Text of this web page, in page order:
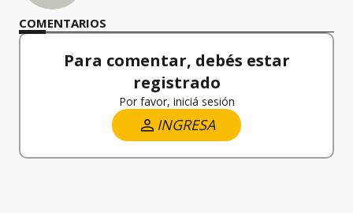
COMENTARIOS
Para comentar, debés estar
registrado
Por favor, iniciá sesión
INGRESA